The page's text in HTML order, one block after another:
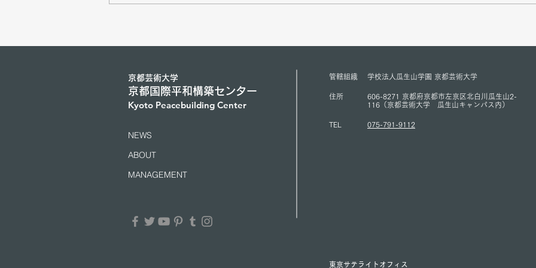
の高官との対話」が開催され
ミス氏と2026年７月１日リス
研究大会で混とんとする国際
状況においてのモルティラテ
ラリズムと国連の役割りに関
して討論した。（1/7/2026）
学で
氏を
管轄組織 学校法人瓜生山学園 京都芸術大学
住所
606-8271 京都府京都市左京区北白川瓜生山2-
116（京都芸術大学 瓜生山キャンパス内）
TEL 075-791-9112
京都芸術大学
京都国際平和構築センター
​Kyoto Peacebuilding Center
NEWS
ABOUT
MANAGEMENT
東京サテライトオフィス